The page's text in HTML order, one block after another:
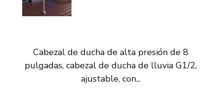
Cabezal de ducha de alta presión de 8
pulgadas, cabezal de ducha de lluvia G1/2,
ajustable, con...